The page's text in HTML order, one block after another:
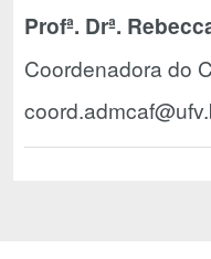
Profª. Drª.
Coordenadora do